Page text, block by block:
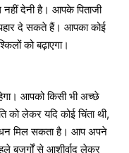
देनी है। आपके पिताजी
दे सकते हैं। आपका कोई
को बढ़ाएगा।
आपको किसी भी अच्छे
को लेकर यदि कोई चिंता थी,
धन मिल सकता है। आप अपने
बुजुर्गों से आशीर्वाद लेकर